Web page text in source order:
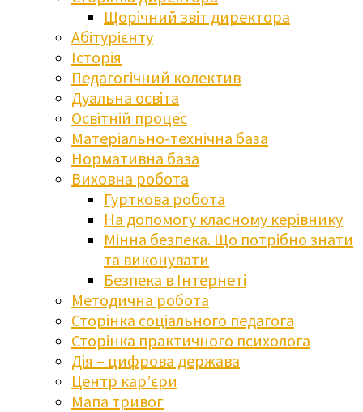
Щорічний звіт директора
Абітурієнту
Історія
Педагогічний колектив
Дуальна освіта
Освітній процес
Матеріально-технічна база
Нормативна база
Виховна робота
Гурткова робота
На допомогу класному керівнику
Мінна безпека. Що потрібно знати
та виконувати
Безпека в Інтернеті
Методична робота
Сторінка соціального педагога
Сторінка практичного психолога
Дія – цифрова держава
Центр кар’єри
Мапа тривог